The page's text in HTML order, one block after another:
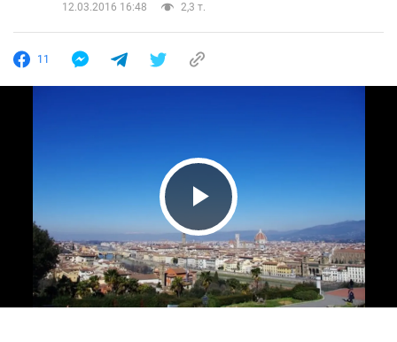
12.03.2016 16:48
2,3 т.
11
Play Video